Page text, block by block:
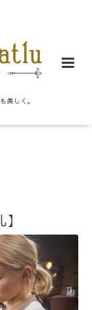
美しく。